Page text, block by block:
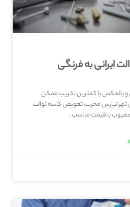
ایرانی به فرنگی
و بالعکس با کمترین تخریب ممکن
تهرانپارس مجرب، تعویض کاسه توالت
با قیمت مناسب ،